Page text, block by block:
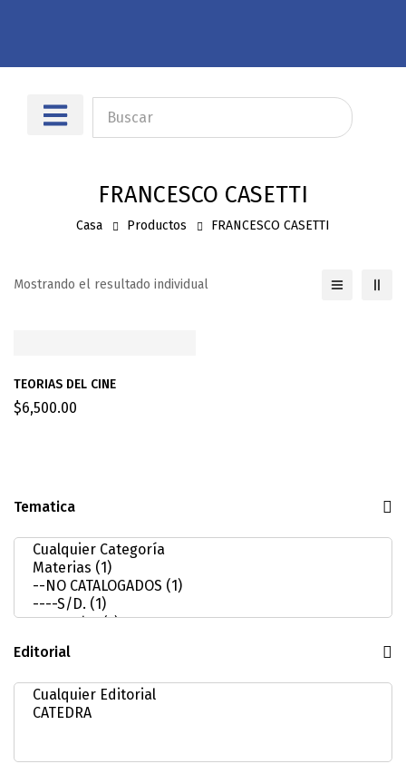
FRANCESCO CASETTI
Casa Productos FRANCESCO CASETTI
Tematica
Editorial
Mostrando el resultado individual
TEORIAS DEL CINE
$6,500.00